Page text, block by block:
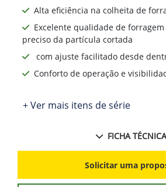
Alta eficiência na colheita de
Excelente qualidade de
preciso da partícula cortada
com ajuste facilitado desde
Conforto de operação e
+ Ver mais itens de série
FICHA TÉCNICA
Solicitar uma